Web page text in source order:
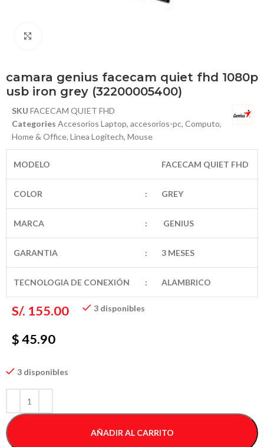
camara genius facecam quiet fhd 1080p
usb iron grey (32200005400)
SKU FACECAM QUIET FHD
Categories Accesorios Laptop, accesorios-pc, Computo,
Home & Office, Linea Logitech, Mouse
MODELO FACECAM QUIET FHD
COLOR : GREY
MARCA : GENIUS
GARANTIA : 3 MESES
TECNOLOGIA DE CONEXIÓN : ALAMBRICO
S/. 155.00
$ 45.90
3 disponibles
3 disponibles
AÑADIR AL CARRITO